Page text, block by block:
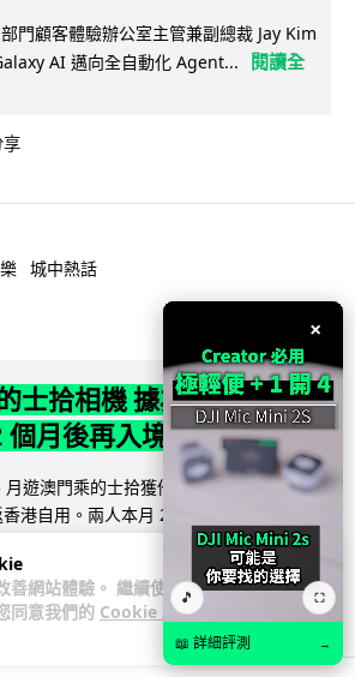
善網站體驗。 繼續使用
同意我們的 Cookie 政
門顧客體驗辦公室主管兼副總裁 Jay Kim
AI 邁向全自動化 Agent...
閱讀全
城中熱話
士拾相機 據為己有被的士
個月後再入境被捕
遊澳門乘的士拾獲他人遺留相機及電
港自用。兩人本月 2 日經港珠澳大橋再
分享
×
🎵 ⛶
📖 詳細評測 →